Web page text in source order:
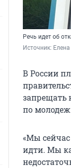
Речь идет об
Источник:
В России
запрещать
по
«Мы
идти. Мы